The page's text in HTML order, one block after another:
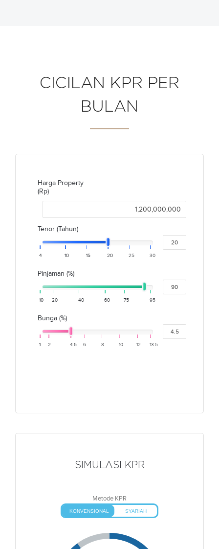
CICILAN KPR PER
BULAN
Harga Property
(Rp)
Tenor (Tahun)
4 10 15 20 25 30
Pinjaman (%)
10 20 40 60 75 95
Bunga (%)
1 2 4.5 6 8 10 12 13.5
SIMULASI KPR
Metode KPR